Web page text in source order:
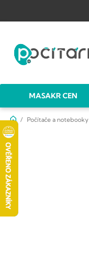
obsah
MASAKR CEN
DomůPočítače a notebooky
P
o
s
t
r
a